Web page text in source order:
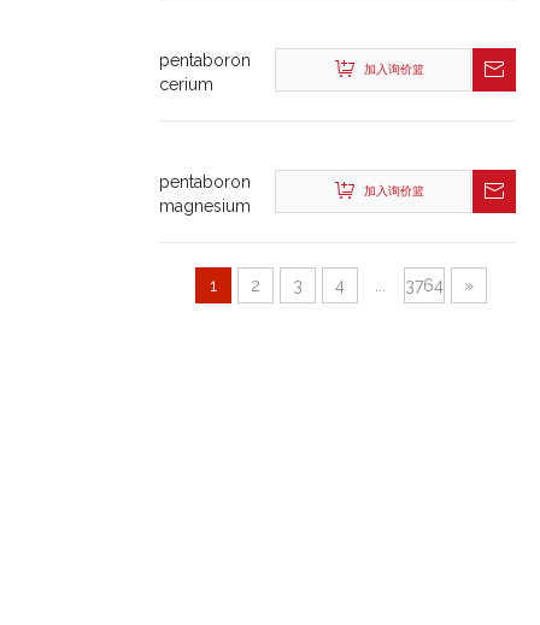
pentaboron
cerium
加入询价篮
pentaboron
magnesium
加入询价篮
1 2 3 4 3764 »